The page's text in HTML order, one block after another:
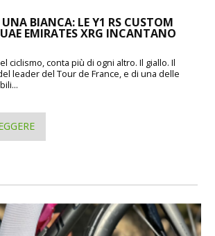
UNA BIANCA: LE Y1 RS CUSTOM
EMIRATES XRG INCANTANO
ciclismo, conta più di ogni altro. Il giallo. Il
leader del Tour de France, e di una delle